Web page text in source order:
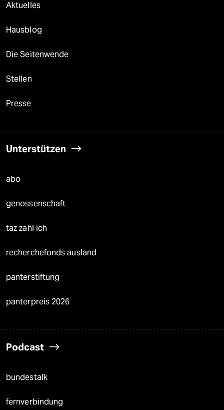
Aktuelles
Hausblog
Die Seitenwende
Stellen
Presse
Unterstützen
abo
genossenschaft
taz zahl ich
recherchefonds ausland
panterstiftung
panterpreis 2026
Podcast
bundestalk
fernverbindung